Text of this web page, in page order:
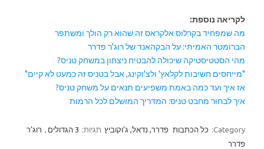
לקריאה נוספת:
מה שמפחיד בקרלוס אלקראס זה שהוא רק הולך ומשתפר
הברומטר האמיתי: על הבקהאנד של רוג'ר פדרר
מהי הסטטיסטיקה שיכולה להבטיח ניצחון במשחק טניס?
"מייחסים חשיבות לקלאץ' ולצ'וקינג, אבל בטניס זה כמעט לא קיים"
אז איך ועד כמה באמת משפיעים תנאים על משחק טניס?
איך לבחור מחבט טניס: המדריך המושלם לכל הרמות
Category: כל הכתבות פדרר, נדאל, ג'וקוביץ תגיות: 3 הגדולים , רוג'ר
פדרר